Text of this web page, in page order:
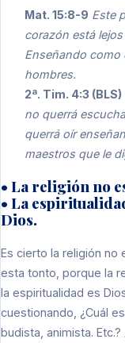
Mat. 15:8-9 Este
corazón está
Enseñando como
hombres.
2ª. Tim. 4:3 (BLS)
no querrá
querrá oír
maestros que le
• La religión no
• La
Dios.
Es cierto la religión no
esta tonto, porque la
la espiritualidad es
cuestionando, ¿Cuál
budista, animista.